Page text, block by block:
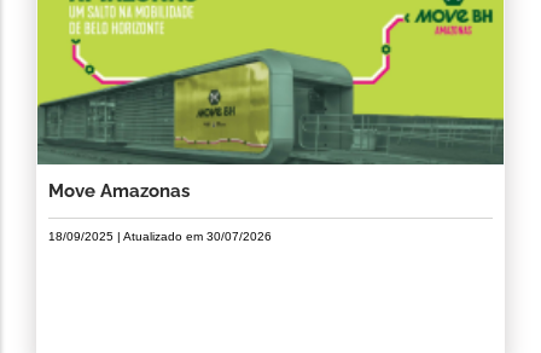
Move Amazonas
18/09/2025 | Atualizado em 30/07/2026